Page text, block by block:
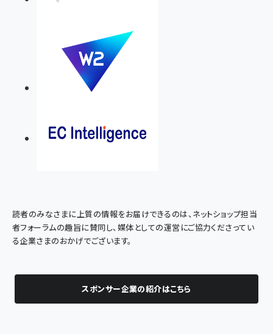
読者のみなさまに上質の情報をお届けできるのは、ネットショップ担当
者フォーラムの趣旨に賛同し、媒体としての運営にご協力くださってい
る企業さまのおかげでございます。
スポンサー企業の紹介はこちら